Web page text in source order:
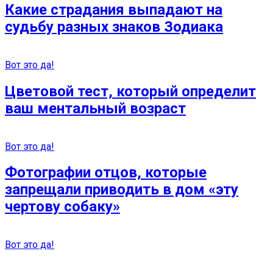
Какие страдания выпадают на
судьбу разных знаков Зодиака
Вот это да!
Цветовой тест, который определит
ваш ментальный возраст
Вот это да!
Фотографии отцов, которые
запрещали приводить в дом «эту
чертову собаку»
Вот это да!